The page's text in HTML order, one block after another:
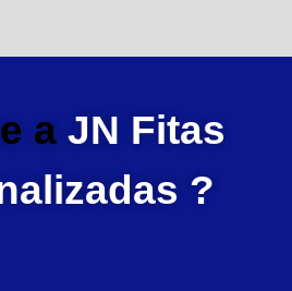
a JN Fitas
?